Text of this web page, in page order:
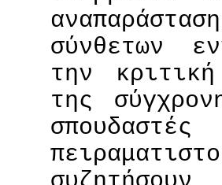
σύνθετων
την
της